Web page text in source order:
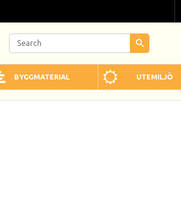
BYGGMATERIAL UTEMILJÖ